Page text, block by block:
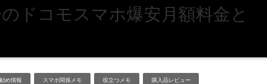
ドコモスマホ爆安月額料金と
め情報 スマホ関係メモ 役立つメモ 購入品レビュー